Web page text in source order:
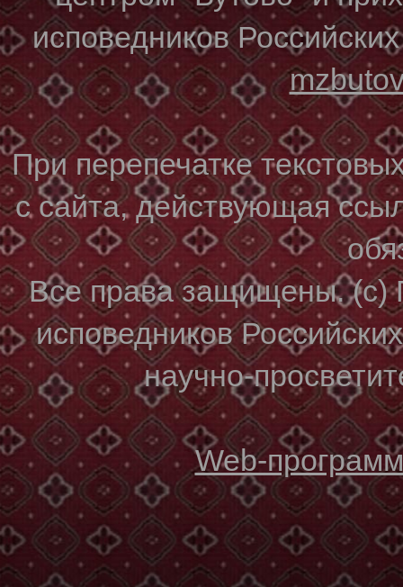
исповедников
При перепечатке
с сайта, действующая
Все права защищены. (с)
исповедников
научно-
Web-